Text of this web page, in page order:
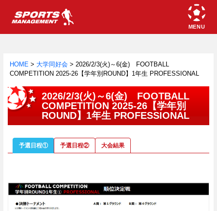
HOME > 大学同好会 >2026/2/3(火)～6(金) FOOTBALL
COMPETITION 2025-26【学年別ROUND】1年生 PROFESSIONAL
2026/2/3(火)～6(金) FOOTBALL
COMPETITION 2025-26【学年別
ROUND】1年生 PROFESSIONAL
予選日程① 予選日程② 大会結果